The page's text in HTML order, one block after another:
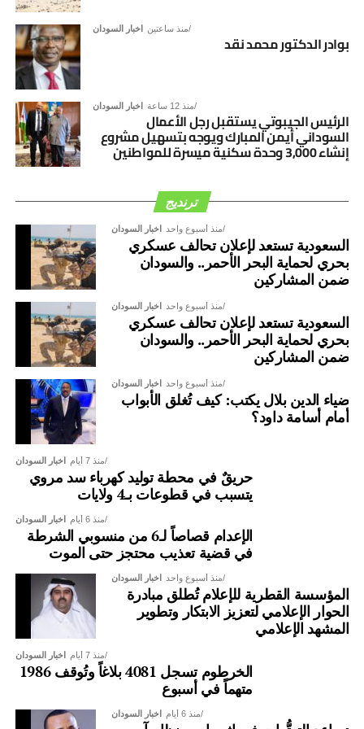
اخبار السودان منذ ساعتين
بوادر الدكتور محمد نقد
اخبار السودان منذ 12 ساعة
الرئيس الجيبوتي يستقبل رجل الأعمال
السوداني أيمن المبارك ويوجه بتسهيل مشروع
إنشاء 3,000 وحدة سكنية ميسرة للمواطنين
ترنديج
اخبار السودان منذ أسبوع واحد
السعودية تستعد لإعلان تحالف عسكري
بحري لحماية البحر الأحمر.. والسودان
ضمن المشاركين
اخبار السودان منذ أسبوع واحد
السعودية تستعد لإعلان تحالف عسكري
بحري لحماية البحر الأحمر.. والسودان
ضمن المشاركين
اخبار السودان منذ أسبوع واحد
ضياء الدين بلال يكتب: كيف تُغلق الأبواب
أمام أسامة داود؟
اخبار السودان منذ 7 أيام
حريقٌ في محطة توليد كهرباء سد مروي
يتسبب في قطوعات بـ4 ولايات
اخبار السودان منذ 6 أيام
الإعدام قصاصاً لـ6 من منسوبي الشرطة
في قضية تعذيب محتجز حتى الموت
اخبار السودان منذ أسبوع واحد
المؤسسة القطرية للإعلام تُطلق مبادرة
الحوار الإعلامي لتعزيز الابتكار وتطوير
المشهد الإعلامي
اخبار السودان منذ 7 أيام
الخرطوم تسجل 4081 بلاغاً وتُوقف 1986
متهماً في أسبوع
اخبار السودان منذ 6 أيام